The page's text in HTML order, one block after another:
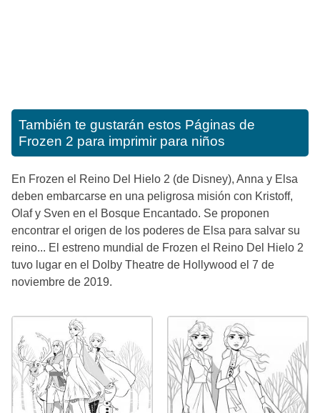
También te gustarán estos Páginas de
Frozen 2 para imprimir para niños
En Frozen el Reino Del Hielo 2 (de Disney), Anna y Elsa
deben embarcarse en una peligrosa misión con Kristoff,
Olaf y Sven en el Bosque Encantado. Se proponen
encontrar el origen de los poderes de Elsa para salvar su
reino... El estreno mundial de Frozen el Reino Del Hielo 2
tuvo lugar en el Dolby Theatre de Hollywood el 7 de
noviembre de 2019.